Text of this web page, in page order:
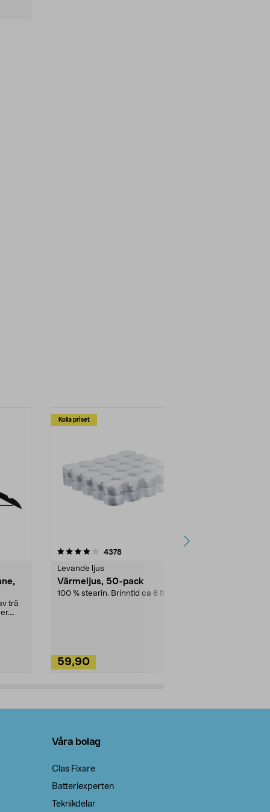
trä
Kolla priset
4378recensioner
Levande ljus
Värmeljus, 50-pack
100 % stearin. Brinntid ca 6 tim.
59,90
4.5av 5 stjärnor
Våra bolag
Clas Fixare
Batteriexperten
Teknikdelar